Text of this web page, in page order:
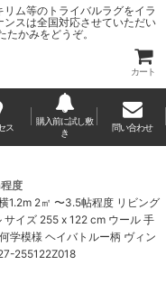
ム等のトライバルラグをイラ
スは全国対応させていただい
かみをどうぞ。
カート
ス
購入前に試し敷
き
問い合わせ
度
1.2m 2㎡ 〜3.5帖程度 リビング
イズ 255 x 122 cm ウール 手
学模様 ヘイバトルー柄 ヴィン
255122Z018